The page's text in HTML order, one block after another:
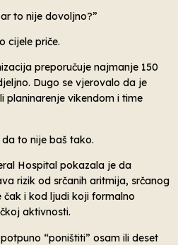
to nije dovoljno?”
cijele priče.
preporučuje najmanje 150
Dugo se vjerovalo da je
planinarenje vikendom i time
to nije baš tako.
Hospital pokazala je da
rizik od srčanih aritmija, srčanog
čak i kod ljudi koji formalno
aktivnosti.
“poništiti” osam ili deset